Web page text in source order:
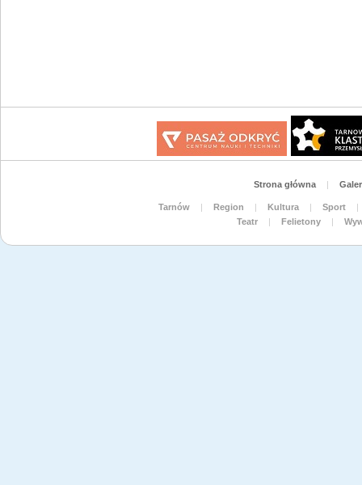
Strona główna |
Tarnów | Region | Kultura | Sport
|
Teatr
| Felietony |